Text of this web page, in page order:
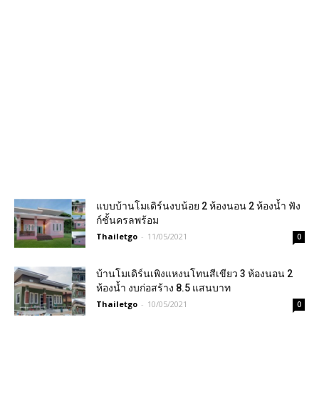
แบบบ้านโมเดิร์นงบน้อย 2 ห้องนอน 2 ห้องน้ำ ฟัง
ก์ชั้นครลพร้อม
Thailetgo - 11/05/2021 0
บ้านโมเดิร์นเพิงแหงนโทนสีเขียว 3 ห้องนอน 2
ห้องน้ำ งบก่อสร้าง 8.5 แสนบาท
Thailetgo - 10/05/2021 0